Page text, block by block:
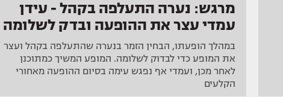
מרגש: נערה התעלפה בקהל - עידן
עמדי עצר את ההופעה ובדק לשלומה
במהלך הופעתו, הבחין הזמר בנערה שהתעלפה בקהל ועצר
את המופע כדי לבדוק לשלומה. המופע המשיך כמתוכנן
לאחר מכן, ועמדי אף נפגש עימה בסיום ההופעה מאחורי
הקלעים